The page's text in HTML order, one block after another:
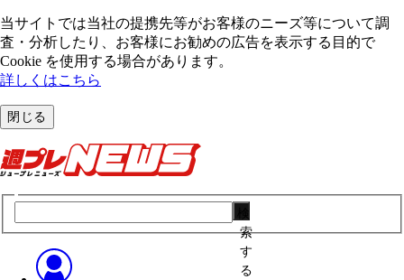
当サイトでは当社の提携先等がお客様のニーズ等について調
査・分析したり、お客様にお勧めの広告を表⽰する⽬的で
Cookie を使⽤する場合があります。
詳しくはこちら
閉じる
索
す
る